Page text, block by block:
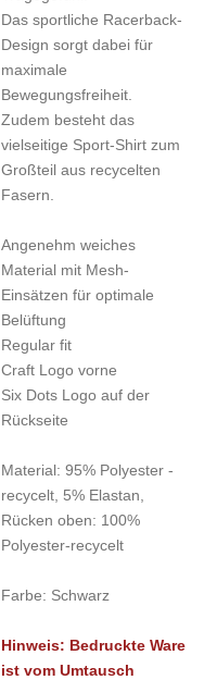
Das sportliche Racerback-
Design sorgt dabei für
maximale
Bewegungsfreiheit.
Zudem besteht das
vielseitige Sport-Shirt zum
Großteil aus recycelten
Fasern.
Angenehm weiches
Material mit Mesh-
Einsätzen für optimale
Belüftung
Regular fit
Craft Logo vorne
Six Dots Logo auf der
Rückseite
Material: 95% Polyester -
recycelt, 5% Elastan,
Rücken oben: 100%
Polyester-recycelt
Farbe: Schwarz
Hinweis: Bedruckte Ware
ist vom Umtausch